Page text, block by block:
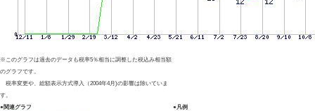
※このグラフは過去のデータも税率5％相当に調整した税込み相当額
のグラフです。
税率変更や、総額表示方式導入（2004年4月)の影響は除いていま
す。
●関連グラフ
●凡例